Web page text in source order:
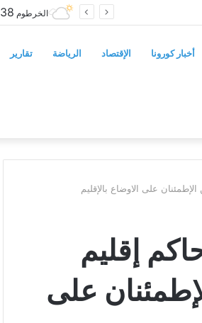
الخرطوم 38
أخبار كورونا الإقتصاد الرياضة تقارير
على الاوضاع بالإقليم
إقليم
على